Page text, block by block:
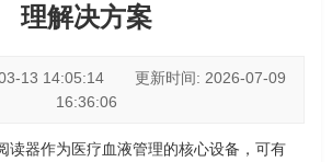
理解决方案
03-13 14:05:14 更新时间: 2026-07-09
16:36:06
读器作为医疗血液管理的核心设备，可有